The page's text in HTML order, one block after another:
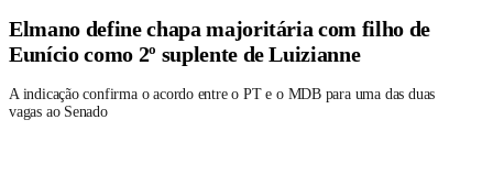
Elmano define chapa majoritária com filho de
Eunício como 2º suplente de Luizianne
A indicação confirma o acordo entre o PT e o MDB para uma das duas
vagas ao Senado